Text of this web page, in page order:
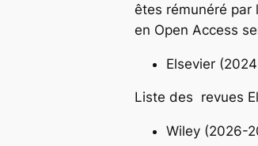
êtes rémunéré par
en Open Access
Elsevier
Liste des revues
Wiley (2026-